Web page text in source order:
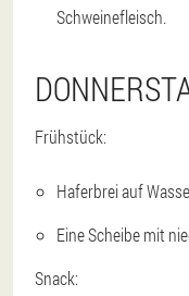
Schweinefleisch.
Frühstück:
Haferbrei auf
Eine Scheibe mit
Snack: